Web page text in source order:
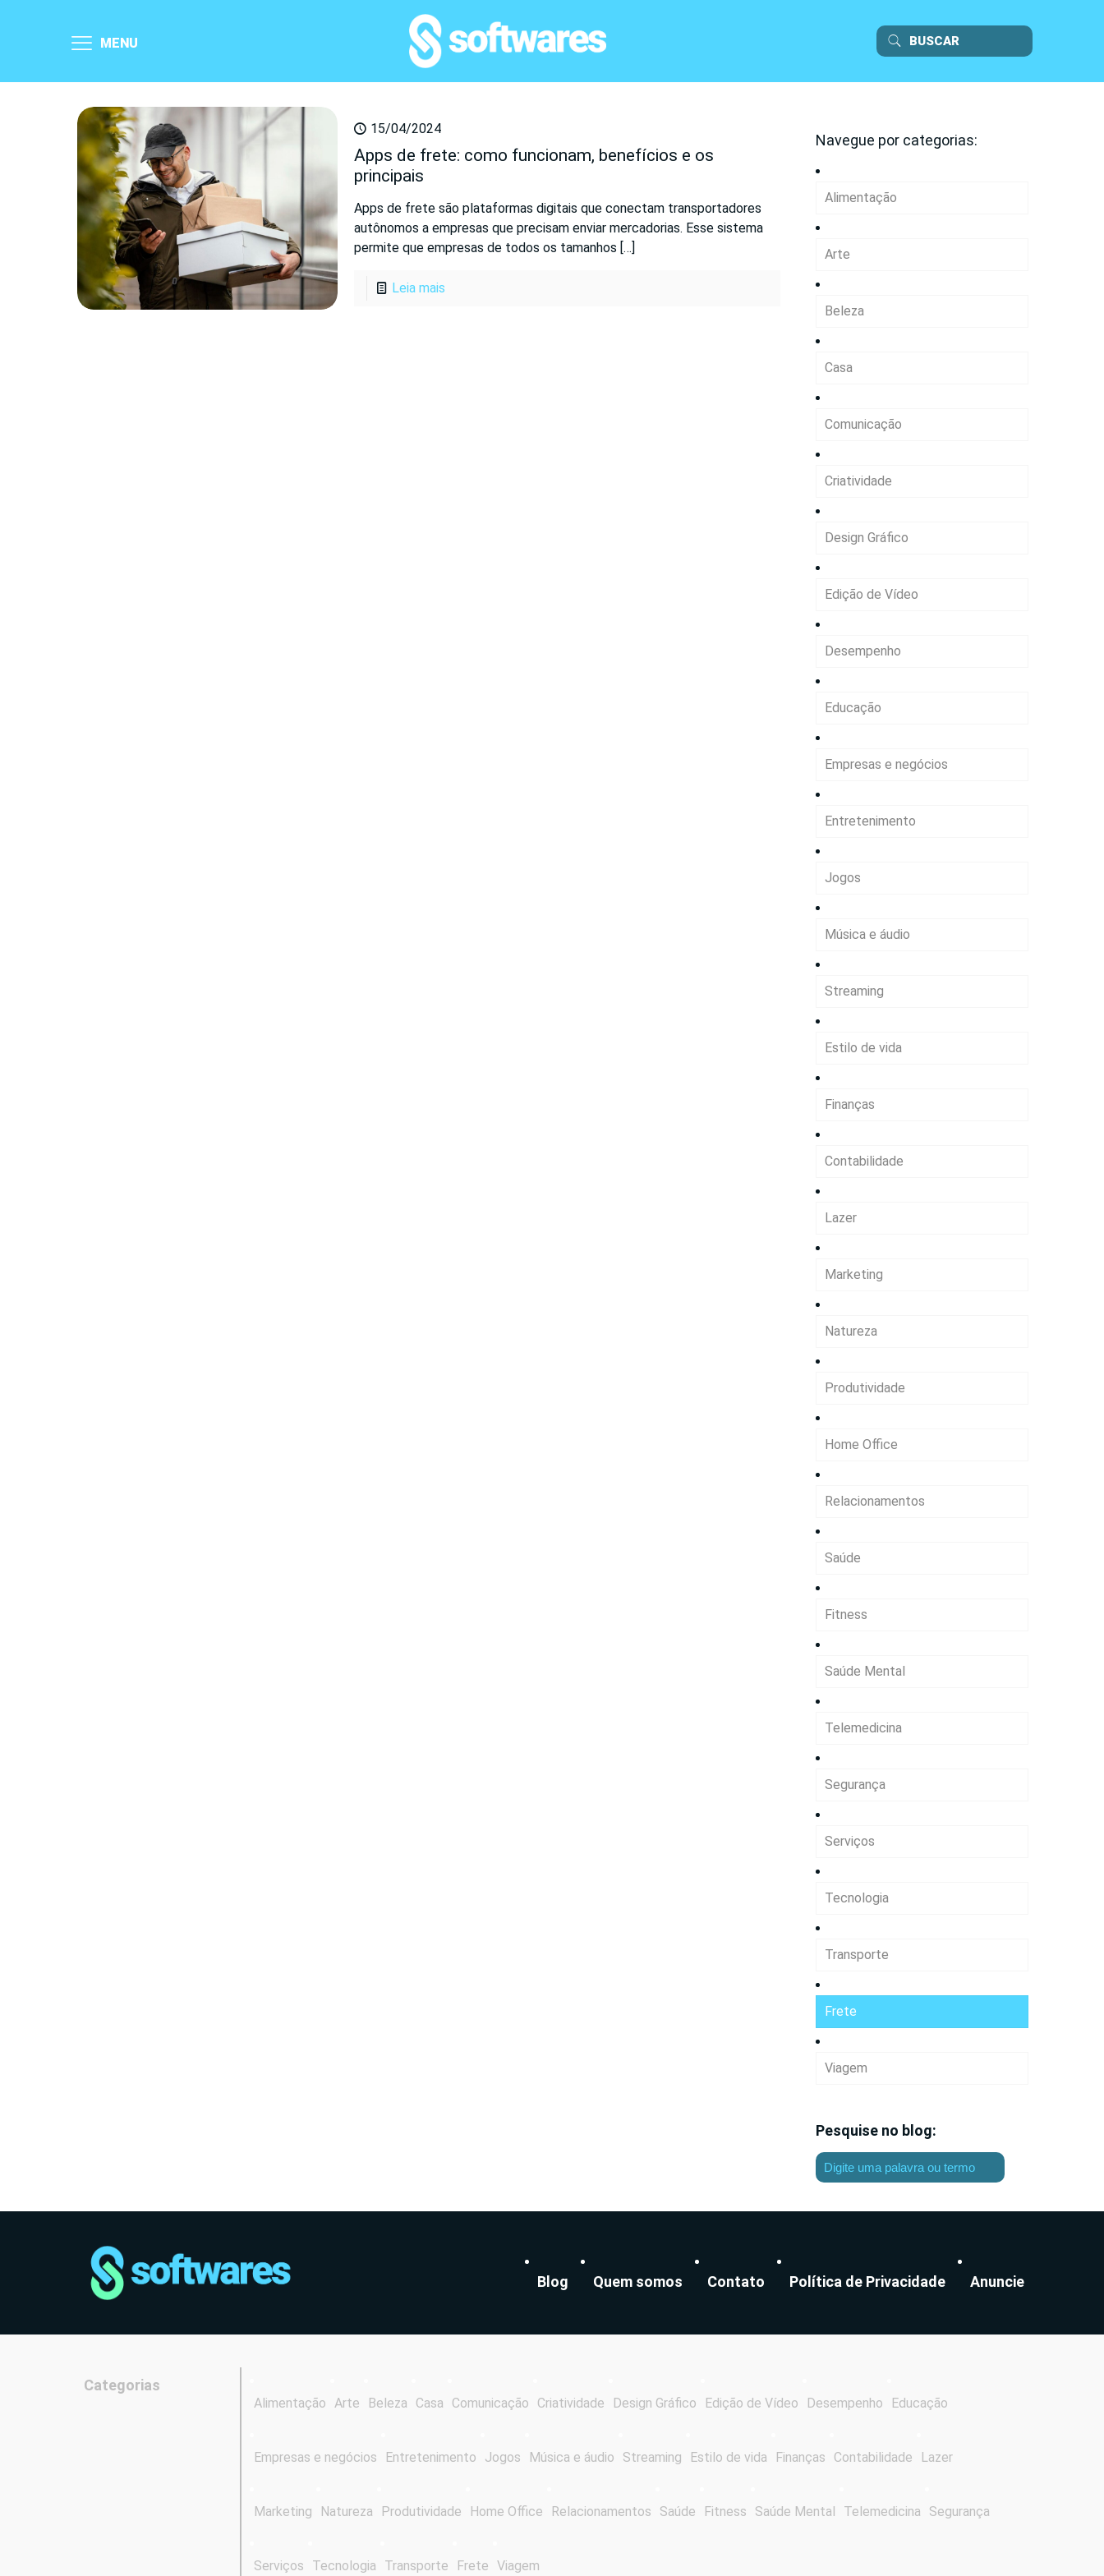
MENU
15/04/2024
Apps de frete: como funcionam, benefícios e os
principais
Apps de frete são plataformas digitais que conectam transportadores
autônomos a empresas que precisam enviar mercadorias. Esse sistema
permite que empresas de todos os tamanhos […]
Leia mais
Navegue por categorias:
Alimentação
Arte
Beleza
Casa
Comunicação
Criatividade
Design Gráfico
Edição de Vídeo
Desempenho
Educação
Empresas e negócios
Entretenimento
Jogos
Música e áudio
Streaming
Estilo de vida
Finanças
Contabilidade
Lazer
Marketing
Natureza
Produtividade
Home Office
Relacionamentos
Saúde
Fitness
Saúde Mental
Telemedicina
Segurança
Serviços
Tecnologia
Transporte
Frete
Viagem
Pesquise no blog:
Blog Quem somos Contato Política de Privacidade Anuncie
Categorias
Alimentação Arte Beleza Casa Comunicação Criatividade Design Gráfico Edição de Vídeo Desempenho Educação
Empresas e negócios Entretenimento Jogos Música e áudio Streaming Estilo de vida Finanças Contabilidade Lazer
Marketing Natureza Produtividade Home Office Relacionamentos Saúde Fitness Saúde Mental Telemedicina Segurança
Serviços Tecnologia Transporte Frete Viagem